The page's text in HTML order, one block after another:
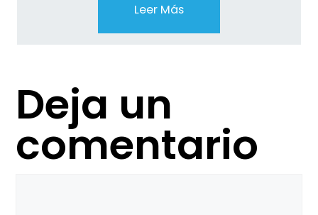
Leer Más
Deja un
comentario